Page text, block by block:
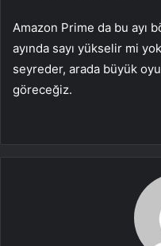
Amazon Prime da bu ayı
ayında sayı yükselir mi
seyreder, arada büyük
göreceğiz.